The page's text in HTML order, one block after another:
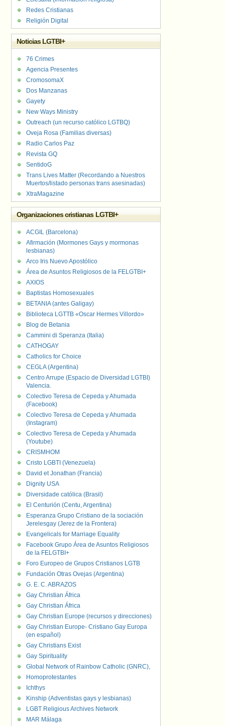
Redes Cristianas
Religión Digital
Noticias LGTBI+
76 Crimes
Agencia Presentes
CromosomaX
Dos Manzanas
Gayety
New Ways Ministry
Outreach (un recurso católico LGTBQ)
Oveja Rosa (Familias diversas)
Radio Carlos Paz
Revista GQ
SentidoG
Trans Lives Matter (Recordando a Nuestros
Muertos/listado personas trans asesinadas)
XtraMagazine
Organizaciones cristianas LGTBI+
ACGIL (Barcelona)
Afirmación (Mormones Gays y mormonas
lesbianas)
Arco Iris Nuevo Apostólico
Área de Asuntos Religiosos de la FELGTBI+
AXIOS
Baptistas Homosexuales
BETANIA (antes Galigay)
Biblioteca LGTTB «Oscar Hermes Villordo»
Blog de Betania
Cammini di Speranza (Italia)
CATHOGAY
Catholics for Choice
CEGLA (Argentina)
Centro Arrupe (Espacio de Diversidad LGTBI)
Valencia.
Colectivo Teresa de Cepeda y Ahumada
(Facebook)
Colectivo Teresa de Cepeda y Ahumada
(Instagram)
Colectivo Teresa de Cepeda y Ahumada
(Youtube)
CRISMHOM
Cristo LGBTI (Venezuela)
David et Jonathan (Francia)
Dignity USA
Diversidade católica (Brasil)
El Centurión (Centu, Argentina)
Esperanza Grupo Cristiano de la sociación
Jerelesgay (Jerez de la Frontera)
Evangelicals for Marriage Equality
Facebook Grupo Área de Asuntos Religiosos
de la FELGTBI+
Foro Europeo de Grupos Cristianos LGTB
Fundación Otras Ovejas (Argentina)
G. E. C. ABRAZOS
Gay Christian África
Gay Christian África
Gay Christian Europe (recursos y direcciones)
Gay Christian Europe- Cristiano Gay Europa
(en español)
Gay Christians Exist
Gay Spirituality
Global Network of Rainbow Catholic (GNRC),
Homoprotestantes
Ichthys
Kinship (Adventistas gays y lesbianas)
LGBT Religious Archives Network
MAR Málaga